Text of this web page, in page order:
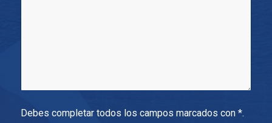
Debes completar todos los campos marcados con *.